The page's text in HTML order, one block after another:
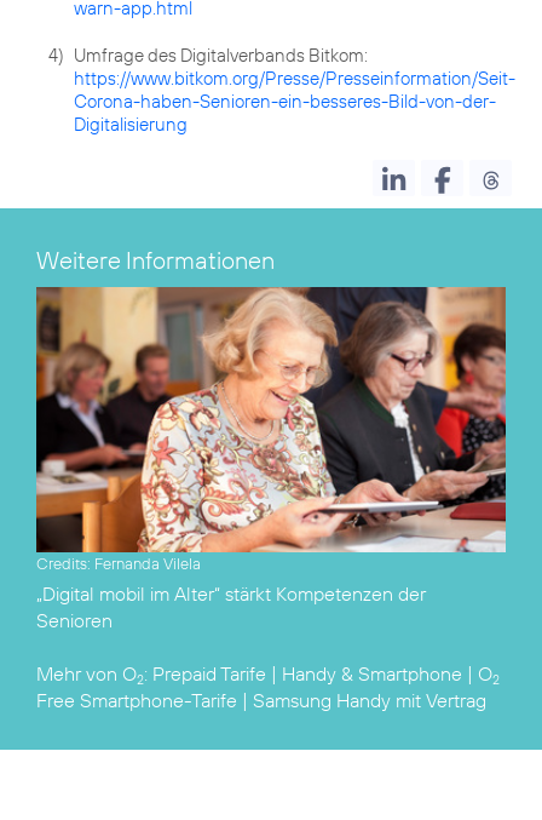
warn-app.html
4) Umfrage des Digitalverbands Bitkom:
https://www.bitkom.org/Presse/Presseinformation/Seit-
Corona-haben-Senioren-ein-besseres-Bild-von-der-
Digitalisierung
Weitere Informationen
Credits: Fernanda Vilela
„Digital mobil im Alter“ stärkt Kompetenzen der
Senioren
Mehr von O2: Prepaid Tarife | Handy & Smartphone | O2
Free Smartphone-Tarife | Samsung Handy mit Vertrag